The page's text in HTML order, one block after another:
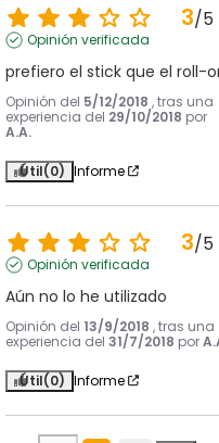
3/5
Opinión verificada
prefiero el stick que el roll-
Opinión del 5/12/2018 , tras una
experiencia del 29/10/2018 por
A.A.
Útil(0) Informe
3/5
Opinión verificada
Aún no lo he utilizado
Opinión del 13/9/2018 , tras una
experiencia del 31/7/2018 por
Útil(0) Informe